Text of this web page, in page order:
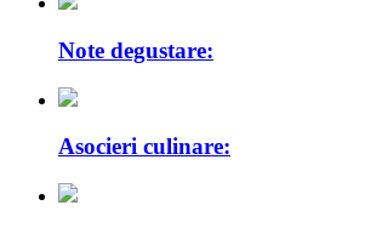
Note degustare:
Asocieri culinare: